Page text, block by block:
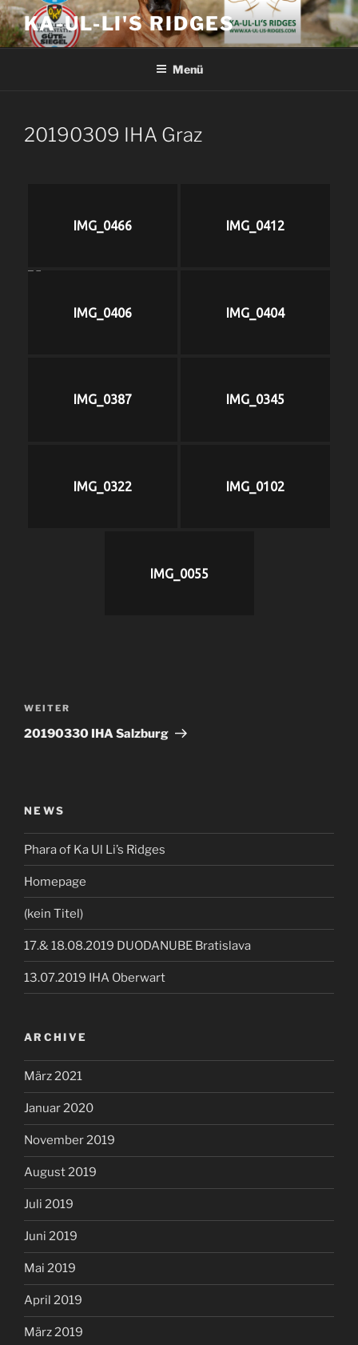
Zum
Inhalt
springen
KA-UL-LI'S RIDGES
Menü
20190309 IHA Graz
IMG_0466 IMG_0412
IMG_0406 IMG_0404
IMG_0387 IMG_0345
IMG_0322 IMG_0102
IMG_0055
Nächster
Beitrag
WEITER
20190330 IHA Salzburg
NEWS
Phara of Ka Ul Li’s Ridges
Homepage
(kein Titel)
17.& 18.08.2019 DUODANUBE Bratislava
13.07.2019 IHA Oberwart
ARCHIVE
März 2021
Januar 2020
November 2019
August 2019
Juli 2019
Juni 2019
Mai 2019
April 2019
März 2019